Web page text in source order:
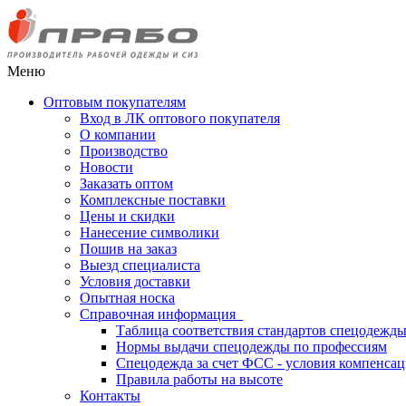
Меню
Оптовым покупателям
Вход в ЛК оптового покупателя
О компании
Производство
Новости
Заказать оптом
Комплексные поставки
Цены и скидки
Нанесение символики
Пошив на заказ
Выезд специалиста
Условия доставки
Опытная носка
Справочная информация
Таблица соответствия стандартов спецодежды
Нормы выдачи спецодежды по профессиям
Спецодежда за счет ФСС - условия
Правила работы на высоте
Контакты